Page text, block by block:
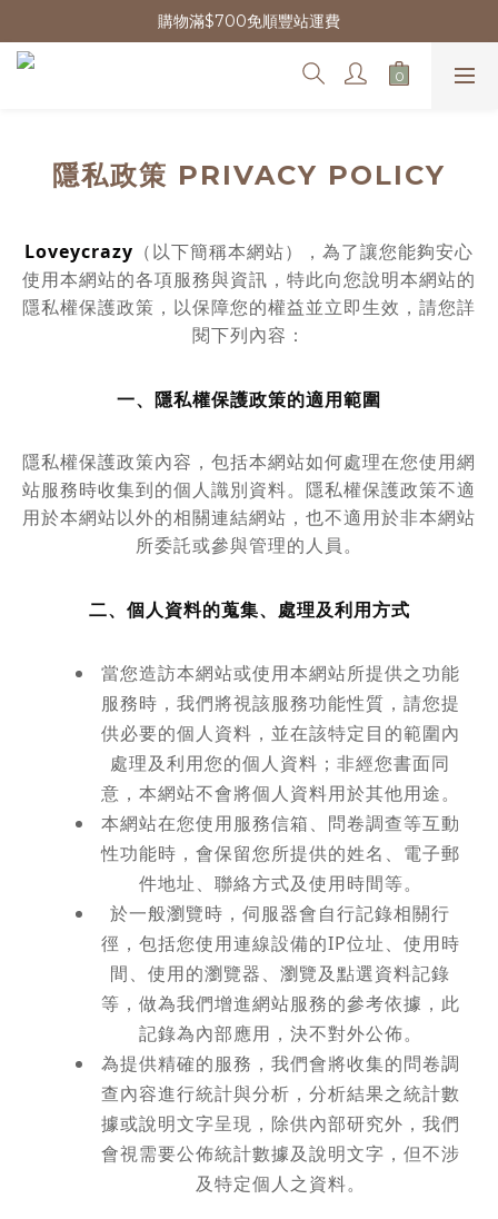
購物滿$700免順豐站運費
隱私政策 PRIVACY POLICY
Loveycrazy （以下簡稱本網站），為了讓您能夠安心
使用本網站的各項服務與資訊，特此向您說明本網站的
隱私權保護政策，以保障您的權益並立即生效，請您詳
閱下列內容：
一、隱私權保護政策的適用範圍
隱私權保護政策內容，包括本網站如何處理在您使用網
站服務時收集到的個人識別資料。隱私權保護政策不適
用於本網站以外的相關連結網站，也不適用於非本網站
所委託或參與管理的人員。
二、個人資料的蒐集、處理及利用方式
當您造訪本網站或使用本網站所提供之功能
服務時，我們將視該服務功能性質，請您提
供必要的個人資料，並在該特定目的範圍內
處理及利用您的個人資料；非經您書面同
意，本網站不會將個人資料用於其他用途。
本網站在您使用服務信箱、問卷調查等互動
性功能時，會保留您所提供的姓名、電子郵
件地址、聯絡方式及使用時間等。
於一般瀏覽時，伺服器會自行記錄相關行
徑，包括您使用連線設備的IP位址、使用時
間、使用的瀏覽器、瀏覽及點選資料記錄
等，做為我們增進網站服務的參考依據，此
記錄為內部應用，決不對外公佈。
為提供精確的服務，我們會將收集的問卷調
查內容進行統計與分析，分析結果之統計數
據或說明文字呈現，除供內部研究外，我們
會視需要公佈統計數據及說明文字，但不涉
及特定個人之資料。